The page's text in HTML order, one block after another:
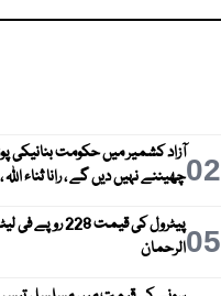
02آزاد کشمیر میں حکومت بنانیکی
چھیننے نہیں دیں گے ، رانا ثناء اللہ
05
پیٹرول کی قیمت
الرحمان